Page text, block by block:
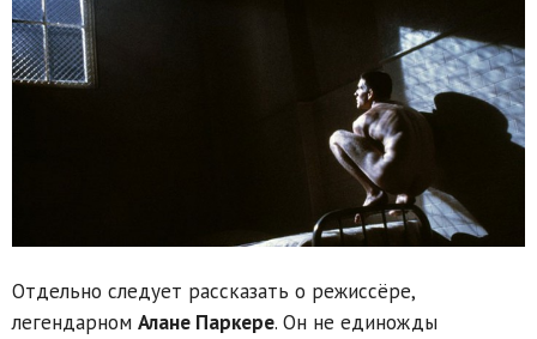
Отдельно следует рассказать о режиссёре,
легендарном Алане Паркере. Он не единожды